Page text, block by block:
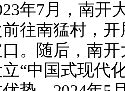
年7月，南开
往南猛村，
。随后，南
“中国式现代